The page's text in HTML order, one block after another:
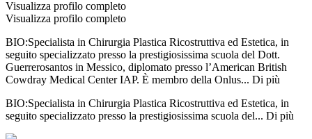
Visualizza profilo completo
Visualizza profilo completo
BIO:Specialista in Chirurgia Plastica Ricostruttiva ed Estetica, in
seguito specializzato presso la prestigiosissima scuola del Dott.
Guerrerosantos in Messico, diplomato presso l’American British
Cowdray Medical Center IAP. È membro della Onlus... Di più
BIO:Specialista in Chirurgia Plastica Ricostruttiva ed Estetica, in
seguito specializzato presso la prestigiosissima scuola del... Di più